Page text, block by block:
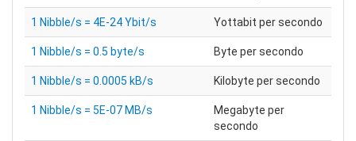
1 Nibble/s = 4E-24 Ybit/s Yottabit per secondo
1 Nibble/s = 0.5 byte/s Byte per secondo
1 Nibble/s = 0.0005 kB/s Kilobyte per secondo
1 Nibble/s = 5E-07 MB/s
Megabyte per
secondo